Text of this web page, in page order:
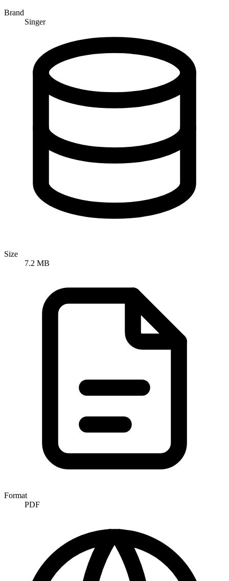
Brand
Singer
Size
7.2 MB
Format
PDF